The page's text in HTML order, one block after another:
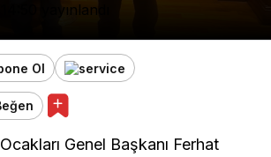
yayınlandı
Ol
Genel Başkanı Ferhat